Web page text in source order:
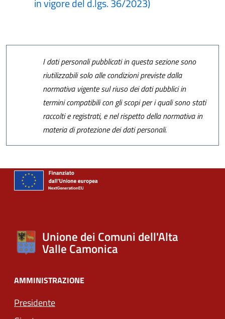
in vigore del d.lgs. 36/2023)
I dati personali pubblicati in questa sezione sono
riutilizzabili solo alle condizioni previste dalla
normativa vigente sul riuso dei dati pubblici in
termini compatibili con gli scopi per i quali sono stati
raccolti e registrati, e nel rispetto della normativa in
materia di protezione dei dati personali.
Unione dei Comuni dell'Alta
Valle Camonica
AMMINISTRAZIONE
Presidente